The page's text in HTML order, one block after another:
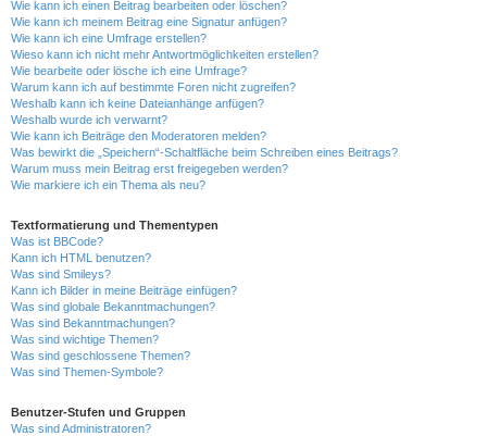
Wie kann ich einen Beitrag bearbeiten oder löschen?
Wie kann ich meinem Beitrag eine Signatur anfügen?
Wie kann ich eine Umfrage erstellen?
Wieso kann ich nicht mehr Antwortmöglichkeiten erstellen?
Wie bearbeite oder lösche ich eine Umfrage?
Warum kann ich auf bestimmte Foren nicht zugreifen?
Weshalb kann ich keine Dateianhänge anfügen?
Weshalb wurde ich verwarnt?
Wie kann ich Beiträge den Moderatoren melden?
Was bewirkt die „Speichern“-Schaltfläche beim Schreiben eines Beitrags?
Warum muss mein Beitrag erst freigegeben werden?
Wie markiere ich ein Thema als neu?
Textformatierung und Thementypen
Was ist BBCode?
Kann ich HTML benutzen?
Was sind Smileys?
Kann ich Bilder in meine Beiträge einfügen?
Was sind globale Bekanntmachungen?
Was sind Bekanntmachungen?
Was sind wichtige Themen?
Was sind geschlossene Themen?
Was sind Themen-Symbole?
Benutzer-Stufen und Gruppen
Was sind Administratoren?